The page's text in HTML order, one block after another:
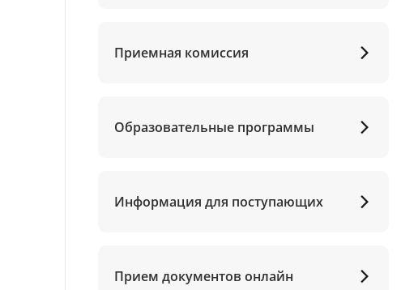
Приемная комиссия
Образовательные программы
Информация для поступающих
Прием документов онлайн